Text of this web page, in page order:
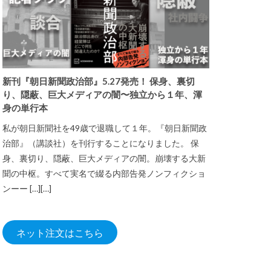
新刊『朝日新聞政治部』5.27発売！ 保身、裏切
り、隠蔽、巨大メディアの闇〜独立から１年、渾
身の単行本
私が朝日新聞社を49歳で退職して１年。『朝日新聞政
治部』（講談社）を刊行することになりました。 保
身、裏切り、隠蔽、巨大メディアの闇。崩壊する大新
聞の中枢。すべて実名で綴る内部告発ノンフィクショ
ンーー […][…]
ネット注文はこちら